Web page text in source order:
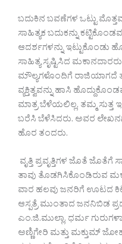
ಬದುಕಿನ ಬವಣೆಗಳ ಒಟ್ಟು
ಸಾಹಿತ್ಯಕ ಬದುಕನ್ನು
ಆದರ್ಶಗಳನ್ನು ಇಟ್ಟುಕೊಂಡು
ಸಾಹಿತ್ಯ ಸೃಷ್ಟಿಸಿದ
ಮೌಲ್ಯಗಳೊಂದಿಗೆ ರಾಜಿಯಾಗದೆ
ವ್ಯಕ್ತಿತ್ವವನ್ನು ಹಾಸಿ
ಮಾತ್ರ ಬೆಳೆಯಲಿಲ್ಲ, ತಮ್ಮ ಸುತ್ತ
ಬರೆಸಿ ಬೆಳೆಸಿದರು. ಅವರ
ಹೊರ ತಂದರು.
ವೃತ್ತಿ ಪ್ರವೃತ್ತಿಗಳ ಜೊತೆ
ತಾವು ತೊಡಗಿಸಿಕೊಂಡಿರುವ
ವಾರ ಹಲವು ಜನರಿಗೆ ಊಟದ ಕಿಟ್
ಆಸ್ಪತ್ರೆ ಮುಂತಾದ ಜನನಿಬಿಡ
ಎಂ.ಜಿ.ಮುಲ್ಲಾ, ಧರ್ಮ
ಅಣ್ಣಿಗೇರಿ ಮತ್ತು ಮಕ್ತುಮ್